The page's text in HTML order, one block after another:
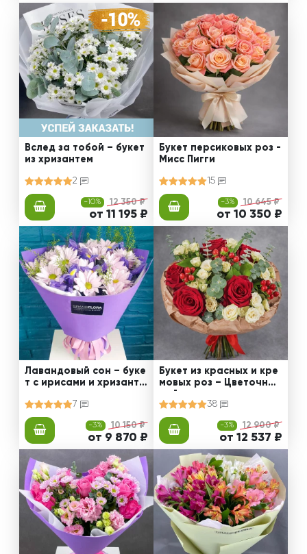
Вслед за тобой – букет
из хризантем
2
-10% 12 350 ₽
от 11 195 ₽
Букет персиковых роз -
Мисс Пигги
15
-3% 10 645 ₽
от 10 350 ₽
Лавандовый сон – буке
т с ирисами и хризанте
7
-3% 10 150 ₽
от 9 870 ₽
Букет из красных и кре
мовых роз – Цветочный
38
-3% 12 900 ₽
от 12 537 ₽